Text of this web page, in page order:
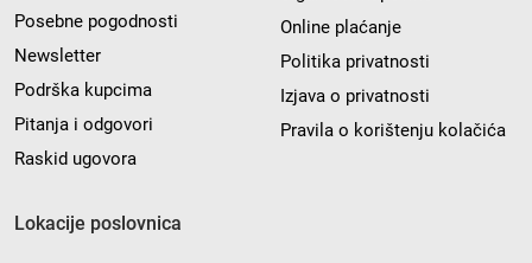
Posebne pogodnosti
Newsletter
Podrška kupcima
Pitanja i odgovori
Raskid ugovora
Online plaćanje
Politika privatnosti
Izjava o privatnosti
Pravila o korištenju kolačića
Lokacije poslovnica